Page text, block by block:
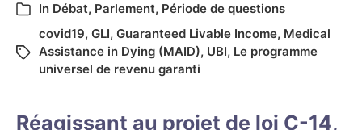
In Débat, Parlement, Période de questions
covid19, GLI, Guaranteed Livable Income, Medical
Assistance in Dying (MAID), UBI, Le programme
universel de revenu garanti
Réagissant au projet de loi C-14,